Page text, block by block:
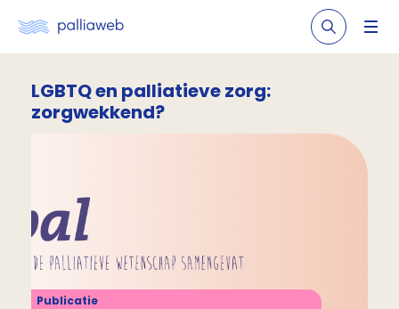
LGBTQ en palliatieve zorg:
zorgwekkend?
Publicatie